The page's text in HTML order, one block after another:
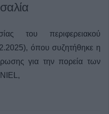
του περιφερειακού
όπου συζητήθηκε η
για την πορεία των